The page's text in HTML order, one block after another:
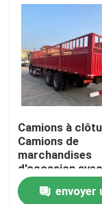
Camions à
Camions de
marchandises
d'occasion avec
moteur
10 ou 12 roues
envoyer